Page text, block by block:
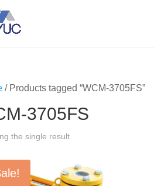
/ Products tagged “WCM-3705FS”
3705FS
the single result